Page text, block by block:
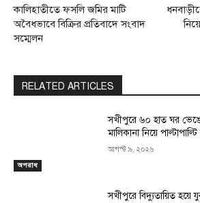
কালিহাতীতে ফসলি জমির মাটি
অবৈধভাবে বিক্রির প্রতিবাদে সংবাদ
সম্মেলন
RELATED ARTICLES
অপরাধ
সখীপুরে ৬০ হাত ঘর
মালিকানা নিয়ে পাল্টাপাল্টি
আগস্ট ৯, ২০২৬
সখীপুরে বিদ্যুতায়িত হয়ে